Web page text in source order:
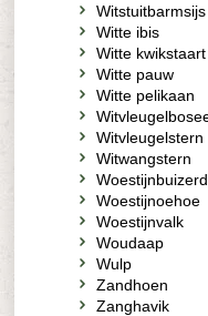
Witstuitbarmsijs
Witte ibis
Witte kwikstaart
Witte pauw
Witte pelikaan
Witvleugelstern
Witwangstern
Woestijnbuizerd
Woestijnoehoe
Woestijnvalk
Woudaap
Wulp
Zandhoen
Zanghavik